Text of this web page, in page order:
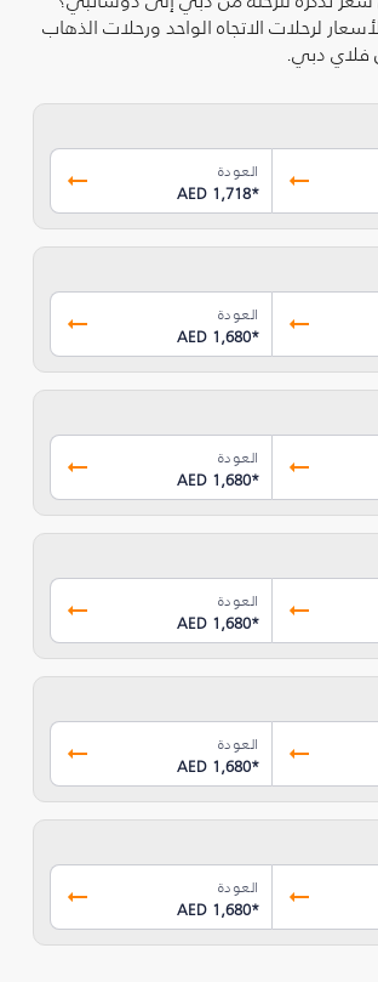
لرحلات الاتجاه الواحد ورحلات الذهاب
فلاي دبي.
العودة
AED 1,718*
العودة
AED 1,680*
العودة
AED 1,680*
العودة
AED 1,680*
العودة
AED 1,680*
العودة
AED 1,680*